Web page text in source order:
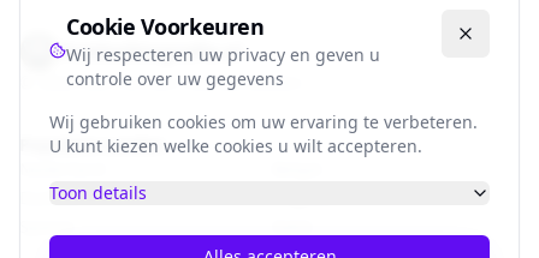
Cookie Voorkeuren
Wij respecteren uw privacy en geven u
controle over uw gegevens
Wij gebruiken cookies om uw ervaring te verbeteren.
U kunt kiezen welke cookies u wilt accepteren.
Toon details
Voetbalbiografie.nl
2026Alle rechten voorbehouden.
Populaire Landen
Duitsland